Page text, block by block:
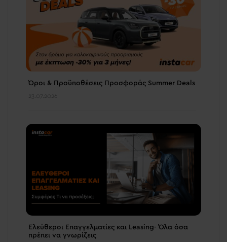
Όροι & Προϋποθέσεις Προσφοράς Summer Deals
23.07.2026
Ελεύθεροι Επαγγελματίες και Leasing- Όλα όσα
πρέπει να γνωρίζεις